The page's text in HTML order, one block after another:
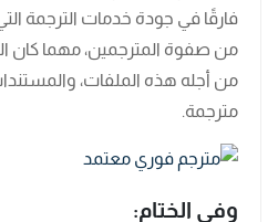
فارقًا في جودة خدمات الترجمة
من صفوة المترجمين، مهما كان
من أجله هذه الملفات،
مترجمة.
وفي الختام: